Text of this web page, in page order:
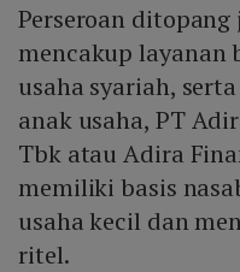
Perseroan
mencakup layanan
usaha syariah,
anak usaha, PT
Tbk atau Adira
memiliki basis
usaha kecil dan
ritel.